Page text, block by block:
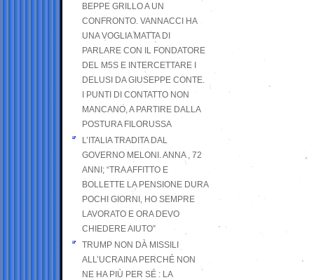
BEPPE GRILLO A UN
CONFRONTO. VANNACCI HA
UNA VOGLIA MATTA DI
PARLARE CON IL FONDATORE
DEL M5S E INTERCETTARE I
DELUSI DA GIUSEPPE CONTE.
I PUNTI DI CONTATTO NON
MANCANO, A PARTIRE DALLA
POSTURA FILORUSSA
L’ITALIA TRADITA DAL
GOVERNO MELONI. ANNA , 72
ANNI; “TRA AFFITTO E
BOLLETTE LA PENSIONE DURA
POCHI GIORNI, HO SEMPRE
LAVORATO E ORA DEVO
CHIEDERE AIUTO”
TRUMP NON DÀ MISSILI
ALL’UCRAINA PERCHÉ NON
NE HA PIÙ PER SÉ : LA